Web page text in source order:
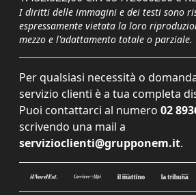
I diritti delle immagini e dei testi sono
espressamente vietata la loro
mezzo e l'adattamento totale o parziale.
Per qualsiasi necessità o
servizio clienti è a tua completa
Puoi contattarci al numero 02
scrivendo una mail a
servizioclienti@grupponem.it.